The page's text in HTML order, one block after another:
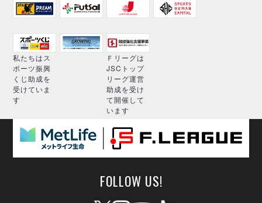
私たちはス
ポーツ振興
くじ助成を
受けていま
す
Ｆリーグは
JSCトップ
リーグ運営
助成を受け
て開催して
います
FOLLOW US!